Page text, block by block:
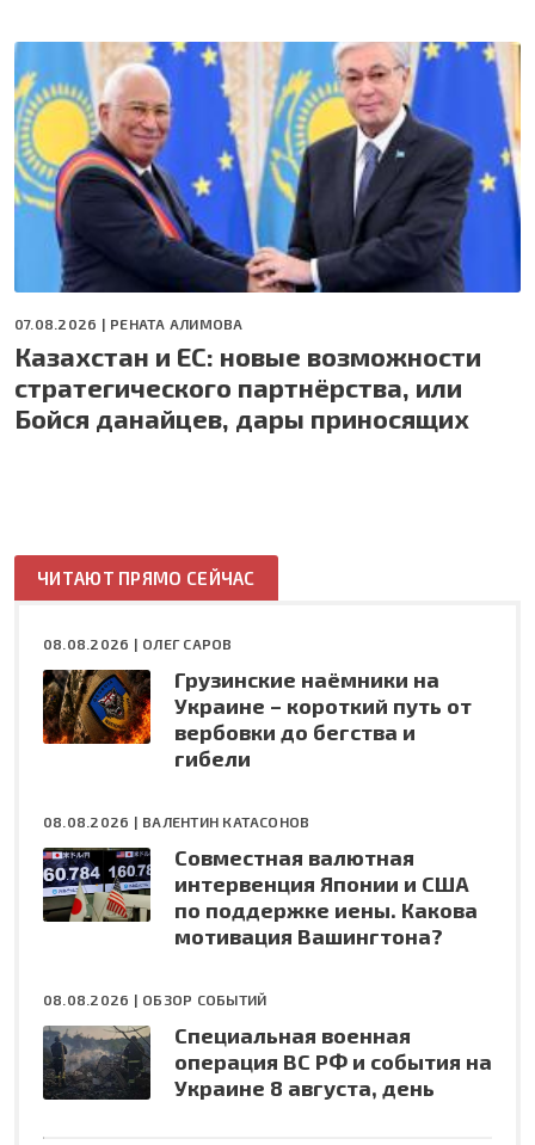
07.08.2026 | РЕНАТА АЛИМОВА
Казахстан и ЕС: новые возможности
стратегического партнёрства, или
Бойся данайцев, дары приносящих
ЧИТАЮТ ПРЯМО СЕЙЧАС
08.08.2026 | ОЛЕГ САРОВ
Грузинские наёмники на
Украине – короткий путь от
вербовки до бегства и
гибели
08.08.2026 | ВАЛЕНТИН КАТАСОНОВ
Совместная валютная
интервенция Японии и США
по поддержке иены. Какова
мотивация Вашингтона?
08.08.2026 | ОБЗОР СОБЫТИЙ
Специальная военная
операция ВС РФ и события на
Украине 8 августа, день